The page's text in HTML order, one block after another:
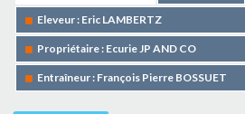
Eleveur : Eric LAMBERTZ
Propriétaire : Ecurie JP AND CO
Entraîneur : François Pierre BOSSUET